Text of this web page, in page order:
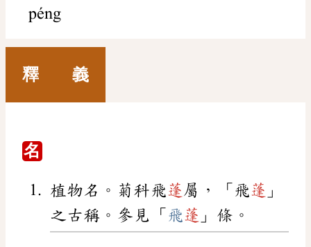
péng
釋 義
名
植物名。菊科飛 蓬 屬，「飛 蓬 」
之古稱。參見「 飛 蓬 」條。